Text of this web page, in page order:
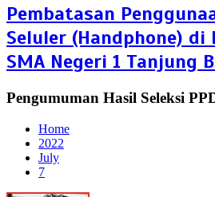
Pembatasan
Seluler (Handphone) di
SMA Negeri 1 Tanjung
Pengumuman Hasil Seleksi
Home
2022
July
7